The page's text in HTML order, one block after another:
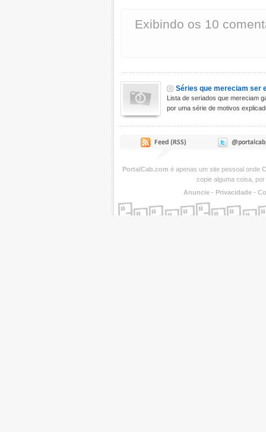
Exibindo os 10
Séries que mereciam ser
Lista de seriados que mereciam
por uma série de motivos
PortalCab.com é apenas um site pessoal onde
copie alguma coisa,
Anuncie - Privacidade -